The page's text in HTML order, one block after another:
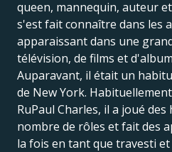
queen, mannequin, auteur
s'est fait connaître dans les
apparaissant dans une
télévision, de films et
Auparavant, il était un
de New York.
RuPaul Charles, il a joué des
nombre de rôles et fait des
la fois en tant que travesti et